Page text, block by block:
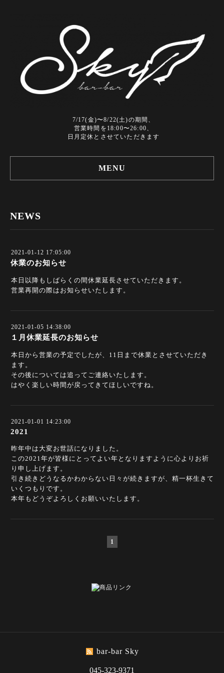
7/17(金)〜8/22(土)の期間、
営業時間を18:00〜26:00、
日月定休とさせていただきます
MENU
NEWS
2021-01-12 17:05:00
休業のお知らせ
本日以降もしばらくの間休業延長させていただきます。
営業再開の際はお知らせいたします。
2021-01-05 14:38:00
１月休業延長のお知らせ
本日から営業の予定でしたが、11日まで休業とさせていただき
ます。
その後については追ってご連絡いたします。
はやく楽しい時間が戻ってきてほしいですね。
2021-01-01 14:23:00
2021
昨年中は大変お世話になりました。
この2021年が皆様にとってよい年となりますように心よりお祈
り申し上げます。
引き続きどうなるかわからない日々が続きますが、精一杯生きて
いくつもりです。
本年もどうぞよろしくお願いいたします。
1
bar-bar Sky
045-323-9371